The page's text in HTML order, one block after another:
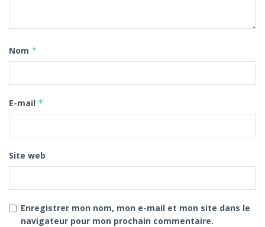
Nom *
E-mail *
Site web
Enregistrer mon nom, mon e-mail et mon site dans le
navigateur pour mon prochain commentaire.